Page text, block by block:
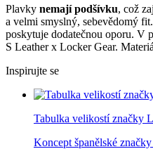
Plavky nemají podšívku, což
a velmi smyslný, sebevědomý fit.
poskytuje dodatečnou oporu. V
S Leather x Locker Gear.
Inspirujte se
Tabulka velikostí značky
Koncept španělské